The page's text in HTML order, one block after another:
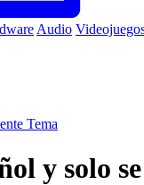
Audio
Tema
y solo